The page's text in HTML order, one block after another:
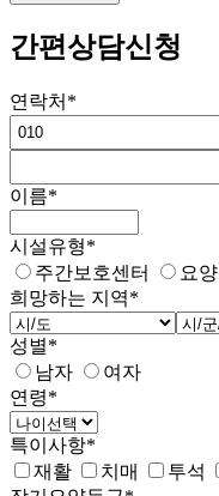
간편상담신청
연락처 *
이름*
시설유형*
주간보호센터
요
희망하는 지역*
성별*
남자
여자
연령*
특이사항*
재활
치매 투석